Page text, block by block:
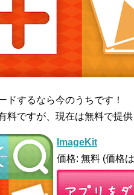
ドするなら今のうちです！
料ですが、現在は無料で提供
ImageKit
価格: 無料 (価格